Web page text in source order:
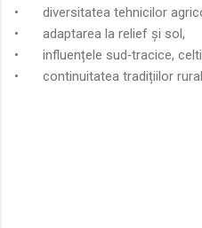
•
diversitatea tehnicilor
•
adaptarea la relief și sol,
•
influențele sud‑tracice,
•
continuitatea tradițiilor